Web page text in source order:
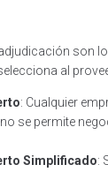
son
al
: Cualquier
se permite
Simplificado: